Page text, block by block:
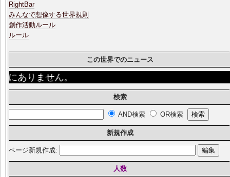
RightBar
みんなで想像する世界規則
創作活動ルール
ルール
この世界でのニュース
ありません。
検索
AND検索 OR検索
新規作成
ページ新規作成:
人数